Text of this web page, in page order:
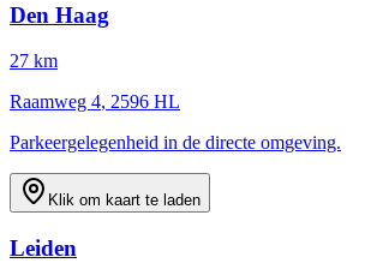
Den Haag
27 km
Raamweg 4, 2596 HL
Parkeergelegenheid in de directe omgeving.
Klik om kaart te laden
Leiden